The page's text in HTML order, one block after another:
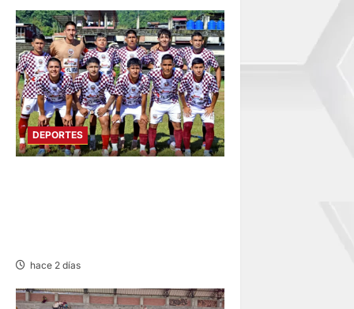
DEPORTES
hace 2 días